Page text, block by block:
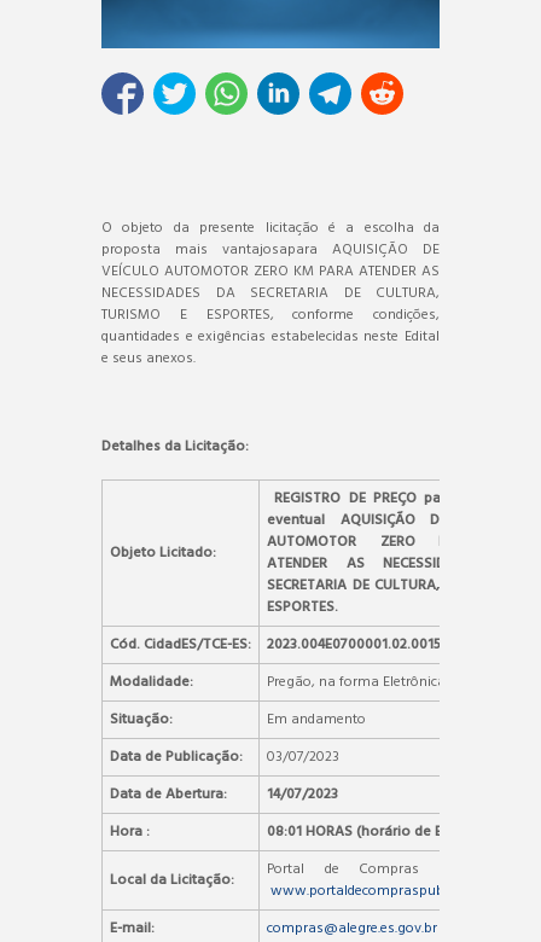
O objeto da presente licitação é a escolha da
proposta mais vantajosapara AQUISIÇÃO DE
VEÍCULO AUTOMOTOR ZERO KM PARA ATENDER AS
NECESSIDADES DA SECRETARIA DE CULTURA,
TURISMO E ESPORTES, conforme condições,
quantidades e exigências estabelecidas neste Edital
e seus anexos.
Detalhes da Licitação:
Objeto Licitado:
REGISTRO DE PREÇO para futura e
eventual AQUISIÇÃO DE VEÍCULO
AUTOMOTOR ZERO KM PARA
ATENDER AS NECESSIDADES DA
SECRETARIA DE CULTURA, TURISMO E
ESPORTES.
Cód. CidadES/TCE-ES:
2023.004E0700001.02.0015
Modalidade:
Pregão, na forma Eletrônica
Situação:
Em andamento
Data de Publicação:
03/07/2023
Data de Abertura:
14/07/2023
Hora :
08:01 HORAS (horário de Brasília)
Local da Licitação:
Portal de Compras Públicas –
www.portaldecompraspublicas.com.br
E-mail:
compras@alegre.es.gov.br